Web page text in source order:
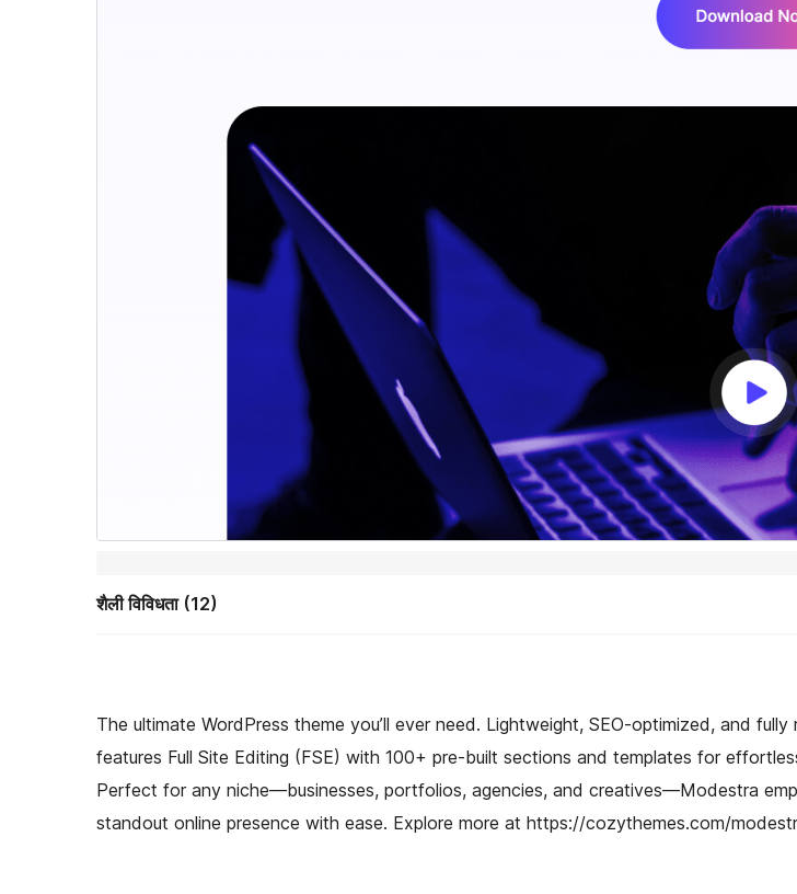
शैली विविधता (12)
The ultimate WordPress theme you’ll ever need. Lightweight, SEO-optimized, and
features Full Site Editing (FSE) with 100+ pre-built sections and templates for
Perfect for any niche—businesses, portfolios, agencies, and creatives—Modestra
standout online presence with ease. Explore more at https://cozythemes.com/